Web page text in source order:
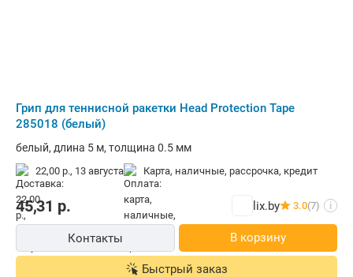
Грип для теннисной ракетки Head Protection Tape
285018 (белый)
белый, длина 5 м, толщина 0.5 мм
22,00 р., 13 августа карта, наличные, рассрочка, кредит
45,31 р. lix.by 3.0(7) i
Контакты В корзину
Быстрый заказ